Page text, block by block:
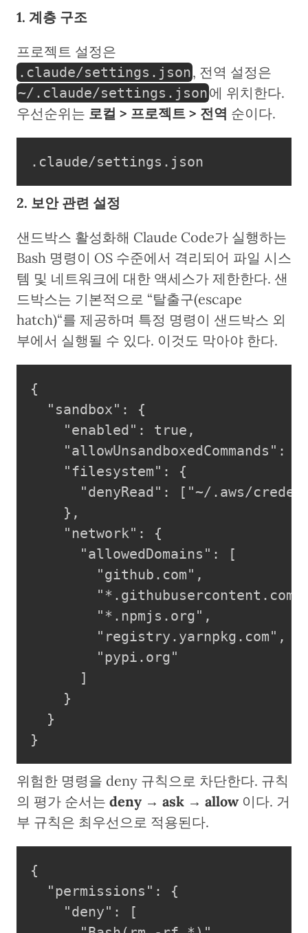
1. 계층 구조
프로젝트 설정은
.claude/settings.json, 전역 설정은
~/.claude/settings.json에 위치한다.
우선순위는 로컬 > 프로젝트 > 전역 순이다.
.claude/settings.json
2. 보안 관련 설정
샌드박스 활성화해 Claude Code가 실행하는
Bash 명령이 OS 수준에서 격리되어 파일 시스
템 및 네트워크에 대한 액세스가 제한한다. 샌
드박스는 기본적으로 “탈출구(escape
hatch)“를 제공하며 특정 명령이 샌드박스 외
부에서 실행될 수 있다. 이것도 막아야 한다.
{
  "sandbox": {
    "enabled": true,
"allowUnsandboxedCommands":
    "filesystem": {
"denyRead": ["~/.aws/
    },
    "network": {
      "allowedDomains": [
        "github.com",
        "*.npmjs.org",
        "registry.yarnpkg.com",
        "pypi.org"
      ]
    }
  }
}
위험한 명령을 deny 규칙으로 차단한다. 규칙
의 평가 순서는 deny → ask → allow이다. 거
부 규칙은 최우선으로 적용된다.
{
  "permissions": {
    "deny": [